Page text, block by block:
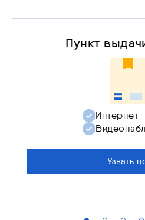
Пункт
Интернет
Узнать